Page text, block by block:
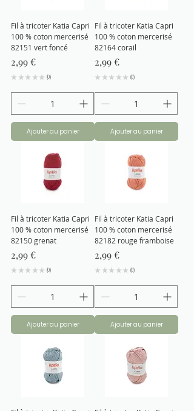
Fil à tricoter Katia Capri
100 % coton mercerisé
82151 vert foncé
Prix
2,99 €
★ ★ ★ ★ ★ 0
0
Ajouter au panier
Fil à tricoter Katia Capri
100 % coton mercerisé
82164 corail
Prix
2,99 €
★ ★ ★ ★ ★ 0
0
Ajouter au panier
Fil à tricoter Katia Capri
100 % coton mercerisé
82150 grenat
Prix
2,99 €
★ ★ ★ ★ ★ 0
0
Ajouter au panier
Fil à tricoter Katia Capri
100 % coton mercerisé
82182 rouge framboise
Prix
2,99 €
★ ★ ★ ★ ★ 0
0
Ajouter au panier